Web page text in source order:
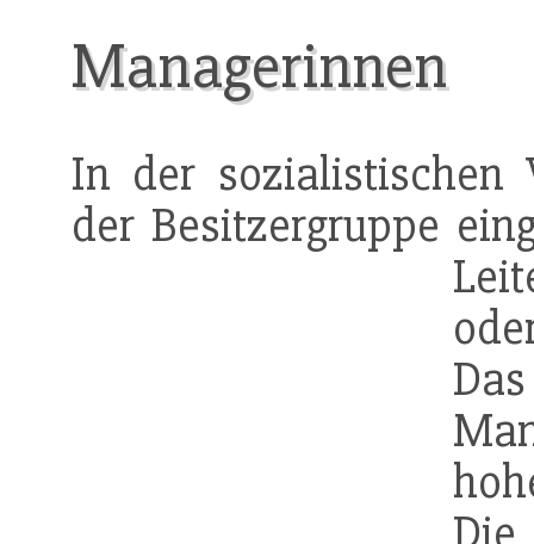
Managerinnen
In der sozialistischen
der Besitzergruppe